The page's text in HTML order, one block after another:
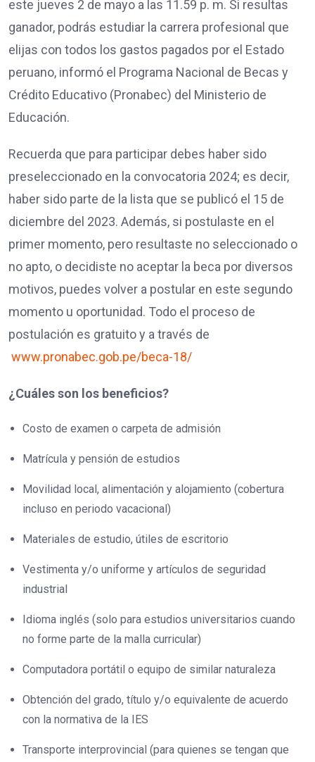
este jueves 2 de mayo a las 11.59 p. m. Si resultas
ganador, podrás estudiar la carrera profesional que
elijas con todos los gastos pagados por el Estado
peruano, informó el Programa Nacional de Becas y
Crédito Educativo (Pronabec) del Ministerio de
Educación.
Recuerda que para participar debes haber sido
preseleccionado en la convocatoria 2024; es decir,
haber sido parte de la lista que se publicó el 15 de
diciembre del 2023. Además, si postulaste en el
primer momento, pero resultaste no seleccionado o
no apto, o decidiste no aceptar la beca por diversos
motivos, puedes volver a postular en este segundo
momento u oportunidad. Todo el proceso de
postulación es gratuito y a través de
www.pronabec.gob.pe/beca-18/
¿Cuáles son los beneficios?
Costo de examen o carpeta de admisión
Matrícula y pensión de estudios
Movilidad local, alimentación y alojamiento (cobertura
incluso en periodo vacacional)
Materiales de estudio, útiles de escritorio
Vestimenta y/o uniforme y artículos de seguridad
industrial
Idioma inglés (solo para estudios universitarios cuando
no forme parte de la malla curricular)
Computadora portátil o equipo de similar naturaleza
Obtención del grado, título y/o equivalente de acuerdo
con la normativa de la IES
Transporte interprovincial (para quienes se tengan que